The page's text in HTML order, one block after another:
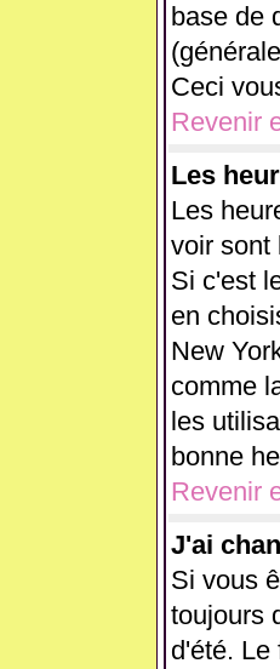
base de
Ceci
Revenir
Les
Les
voir sont
Si c'est
en
New
comme
les
bonne
Revenir
J'ai
Si vous
toujours
d'été. Le